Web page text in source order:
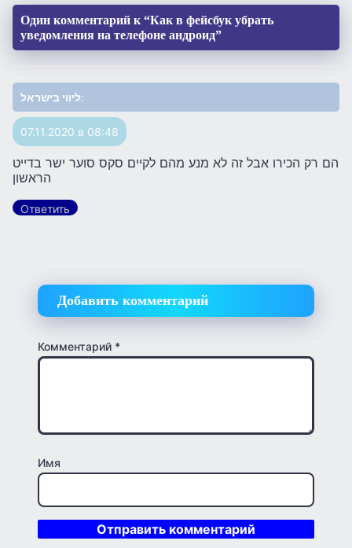
Один комментарий к “Как в фейсбук убрать
уведомления на телефоне андроид”
ליווי בישראל:
07.11.2020 в 08:48
הם רק הכירו אבל זה לא מנע מהם לקיים סקס סוער ישר בדייט
הראשון
Ответить
Добавить комментарий
Комментарий *
Имя